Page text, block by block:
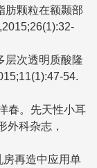
颗粒在额颞部
次透明质酸隆
54.
春。先天性小耳
外科杂志，
再造中应用单